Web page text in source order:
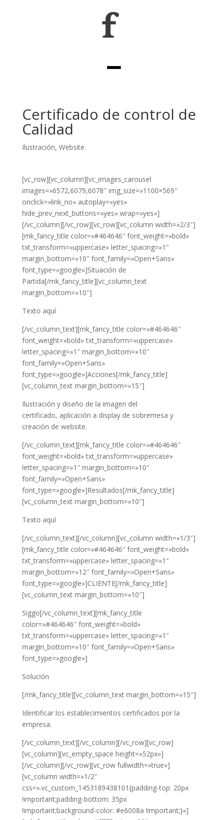
Certificado de control de
Calidad
Ilustración, Website
[vc_row][vc_column][vc_images_carousel
images=»6572,6079,6078″ img_size=»1100×569″
onclick=»link_no» autoplay=»yes»
hide_prev_next_buttons=»yes» wrap=»yes»]
[/vc_column][/vc_row][vc_row][vc_column width=»2/3″]
[mk_fancy_title color=»#464646″ font_weight=»bold»
txt_transform=»uppercase» letter_spacing=»1″
margin_bottom=»10″ font_family=»Open+Sans»
font_type=»google»]Situación de
Partida[/mk_fancy_title][vc_column_text
margin_bottom=»10″]
Texto aquí
[/vc_column_text][mk_fancy_title color=»#464646″
font_weight=»bold» txt_transform=»uppercase»
letter_spacing=»1″ margin_bottom=»10″
font_family=»Open+Sans»
font_type=»google»]Acciones[/mk_fancy_title]
[vc_column_text margin_bottom=»15″]
Ilustración y diseño de la imagen del
certificado, aplicación a display de sobremesa y
creación de website.
[/vc_column_text][mk_fancy_title color=»#464646″
font_weight=»bold» txt_transform=»uppercase»
letter_spacing=»1″ margin_bottom=»10″
font_family=»Open+Sans»
font_type=»google»]Resultados[/mk_fancy_title]
[vc_column_text margin_bottom=»10″]
Texto aquí
[/vc_column_text][/vc_column][vc_column width=»1/3″]
[mk_fancy_title color=»#464646″ font_weight=»bold»
txt_transform=»uppercase» letter_spacing=»1″
margin_bottom=»12″ font_family=»Open+Sans»
font_type=»google»]CLIENTE[/mk_fancy_title]
[vc_column_text margin_bottom=»10″]
Siggo[/vc_column_text][mk_fancy_title
color=»#464646″ font_weight=»bold»
txt_transform=»uppercase» letter_spacing=»1″
margin_bottom=»10″ font_family=»Open+Sans»
font_type=»google»]
Solución
[/mk_fancy_title][vc_column_text margin_bottom=»15″]
Identificar los establecimientos certificados por la
empresa.
[/vc_column_text][/vc_column][/vc_row][vc_row]
[vc_column][vc_empty_space height=»52px»]
[/vc_column][/vc_row][vc_row fullwidth=»true»]
[vc_column width=»1/2″
css=».vc_custom_1453189438101{padding-top: 20px
!important;padding-bottom: 35px
!important;background-color: #e6008a !important;}»]